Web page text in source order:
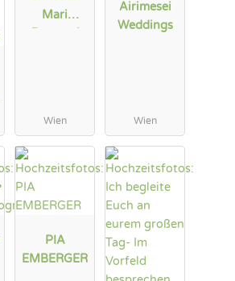
Mari
Wien
Airimesei
Weddings
Wien
PIA
EMBERGER